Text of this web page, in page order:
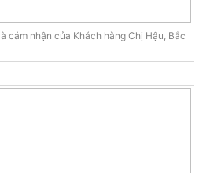
cảm nhận của Khách hàng Chị Hậu, Bắc